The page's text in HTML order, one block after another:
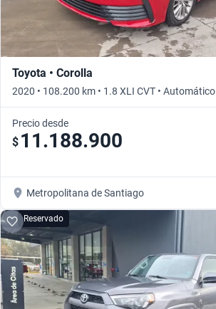
Toyota • Corolla
2020 • 108.200 km • 1.8 XLI CVT • Automático
Precio desde
$ 11.188.900
Metropolitana de Santiago
Reservado